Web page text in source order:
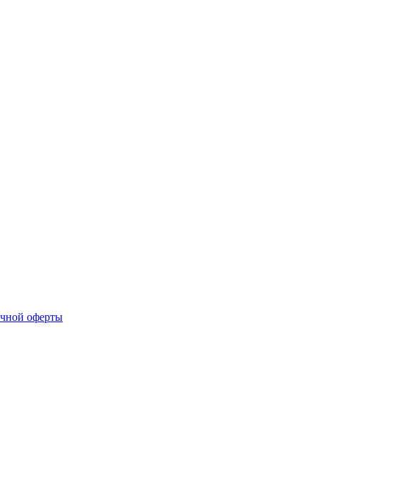
оферты